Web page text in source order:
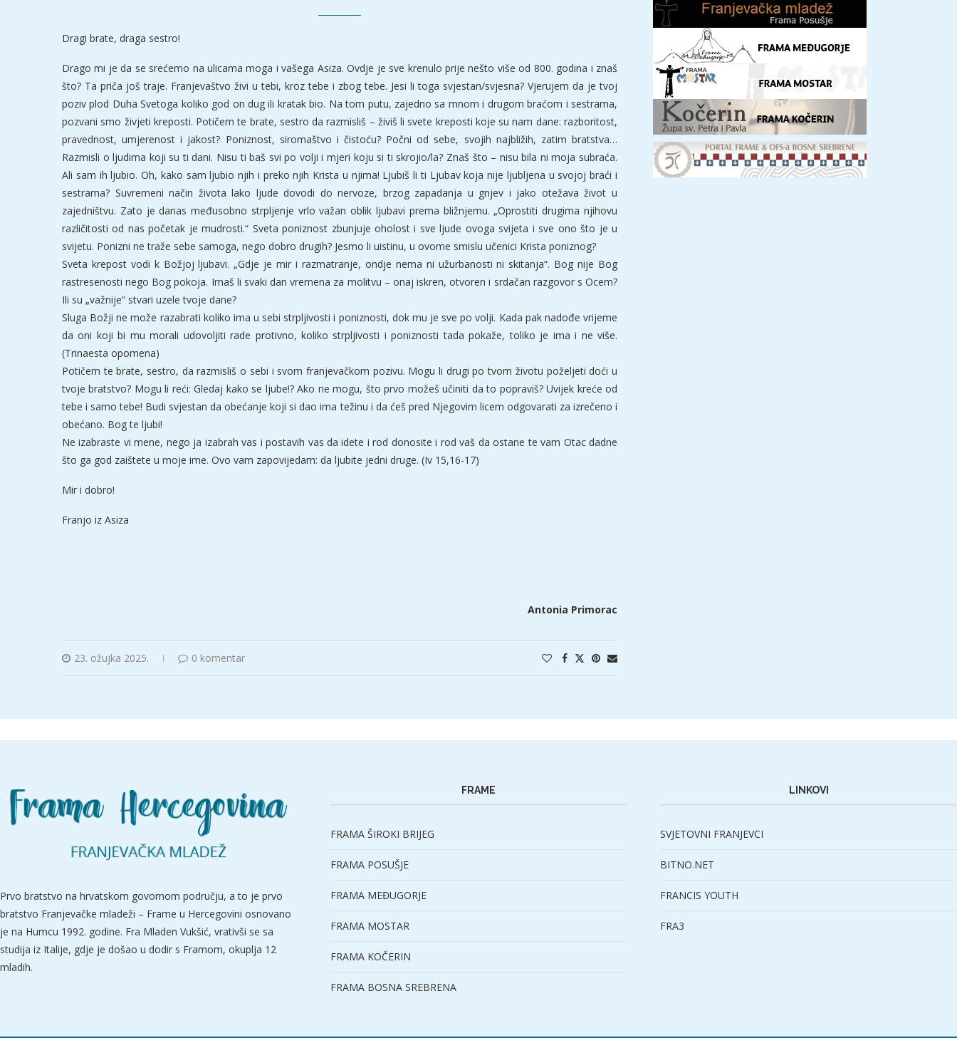
Dragi brate, draga sestro!
Drago mi je da se srećemo na ulicama moga i vašega Asiza. Ovdje je sve krenulo prije nešto više od 800. godina i znaš
što? Ta priča još traje. Franjevaštvo živi u tebi, kroz tebe i zbog tebe. Jesi li toga svjestan/svjesna? Vjerujem da je tvoj
poziv plod Duha Svetoga koliko god on dug ili kratak bio. Na tom putu, zajedno sa mnom i drugom braćom i sestrama,
pozvani smo živjeti kreposti. Potičem te brate, sestro da razmisliš – živiš li svete kreposti koje su nam dane: razboritost,
pravednost, umjerenost i jakost? Poniznost, siromaštvo i čistoću? Počni od sebe, svojih najbližih, zatim bratstva…
Razmisli o ljudima koji su ti dani. Nisu ti baš svi po volji i mjeri koju si ti skrojio/la? Znaš što – nisu bila ni moja subraća.
Ali sam ih ljubio. Oh, kako sam ljubio njih i preko njih Krista u njima! Ljubiš li ti Ljubav koja nije ljubljena u svojoj braći i
sestrama? Suvremeni način života lako ljude dovodi do nervoze, brzog zapadanja u gnjev i jako otežava život u
zajedništvu. Zato je danas međusobno strpljenje vrlo važan oblik ljubavi prema bližnjemu. „Oprostiti drugima njihovu
različitosti od nas početak je mudrosti.“ Sveta poniznost zbunjuje oholost i sve ljude ovoga svijeta i sve ono što je u
svijetu. Ponizni ne traže sebe samoga, nego dobro drugih? Jesmo li uistinu, u ovome smislu učenici Krista poniznog?
Sveta krepost vodi k Božjoj ljubavi. „Gdje je mir i razmatranje, ondje nema ni užurbanosti ni skitanja“. Bog nije Bog
rastresenosti nego Bog pokoja. Imaš li svaki dan vremena za molitvu – onaj iskren, otvoren i srdačan razgovor s Ocem?
Ili su „važnije“ stvari uzele tvoje dane?
Sluga Božji ne može razabrati koliko ima u sebi strpljivosti i poniznosti, dok mu je sve po volji. Kada pak nadođe vrijeme
da oni koji bi mu morali udovoljiti rade protivno, koliko strpljivosti i poniznosti tada pokaže, toliko je ima i ne više.
(Trinaesta opomena)
Potičem te brate, sestro, da razmisliš o sebi i svom franjevačkom pozivu. Mogu li drugi po tvom životu poželjeti doći u
tvoje bratstvo? Mogu li reći: Gledaj kako se ljube!? Ako ne mogu, što prvo možeš učiniti da to popraviš? Uvijek kreće od
tebe i samo tebe! Budi svjestan da obećanje koji si dao ima težinu i da ćeš pred Njegovim licem odgovarati za izrečeno i
obećano. Bog te ljubi!
Ne izabraste vi mene, nego ja izabrah vas i postavih vas da idete i rod donosite i rod vaš da ostane te vam Otac dadne
što ga god zaištete u moje ime. Ovo vam zapovijedam: da ljubite jedni druge. (Iv 15,16-17)
Mir i dobro!
Franjo iz Asiza
Antonia Primorac
23. ožujka 2025. 0 komentar
Prvo bratstvo na hrvatskom govornom području, a to je prvo
bratstvo Franjevačke mladeži – Frame u Hercegovini osnovano
je na Humcu 1992. godine. Fra Mladen Vukšić, vrativši se sa
studija iz Italije, gdje je došao u dodir s Framom, okuplja 12
mladih.
FRAME
FRAMA ŠIROKI BRIJEG
FRAMA POSUŠJE
FRAMA MEĐUGORJE
FRAMA MOSTAR
FRAMA KOČERIN
FRAMA BOSNA SREBRENA
LINKOVI
SVJETOVNI FRANJEVCI
BITNO.NET
FRANCIS YOUTH
FRA3